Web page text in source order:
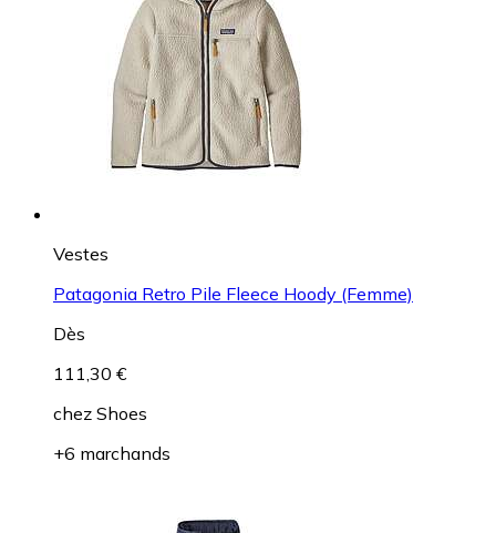
Vestes
Patagonia Retro Pile Fleece Hoody (Femme)
Dès
111,30 €
chez Shoes
+6 marchands